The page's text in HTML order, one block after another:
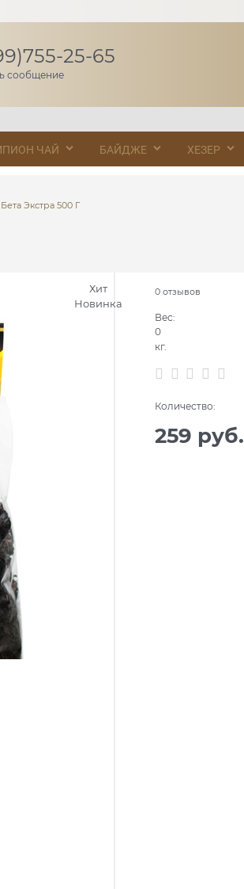
25-65
сообщение
ЧАЙ БАЙДЖЕ ХЕЗЕР
Бета Экстра 500 Г
Хит
Новинка
0 отзывов
Вес:
0
кг.
Количество:
259 руб.